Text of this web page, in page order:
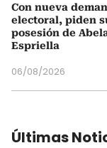
Con nueva
electoral, piden
posesión de
Espriella
06/08/2026
Últimas